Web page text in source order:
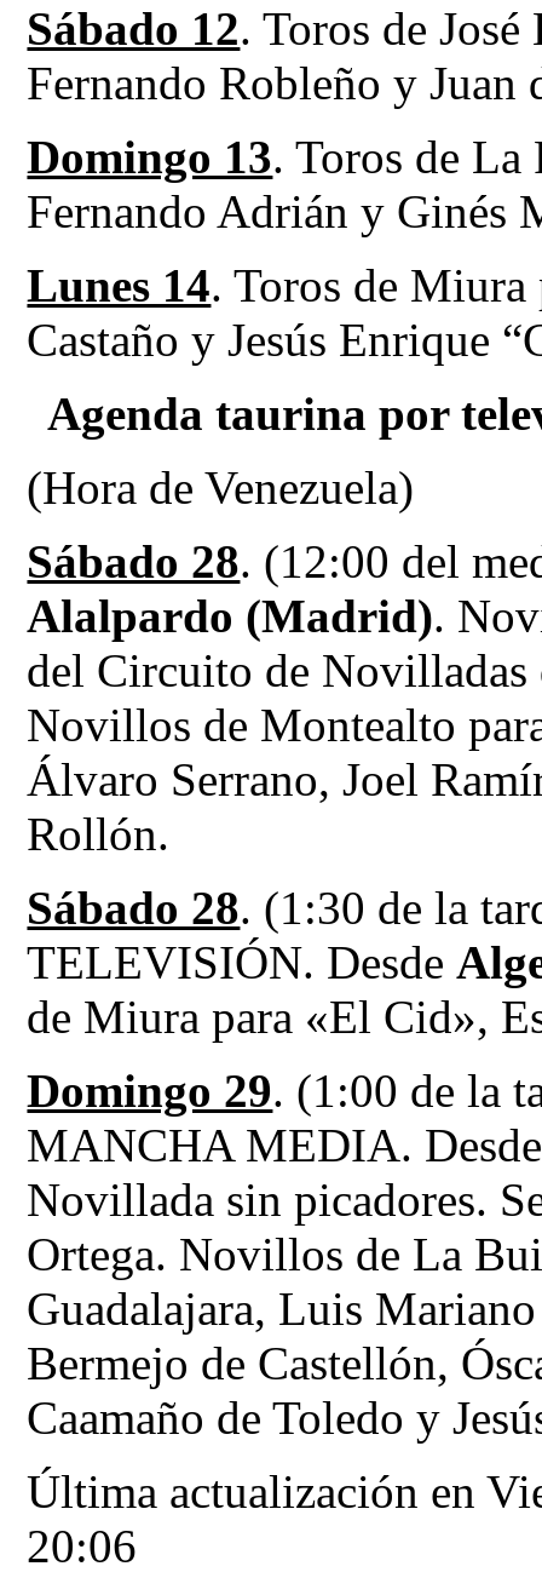
Sábado 12. Toros de
Fernando Robleño y Juan
Domingo 13. Toros de La
Fernando Adrián y Ginés
Lunes 14. Toros de
Castaño y Jesús Enrique
Agenda taurina por
(Hora de Venezuela)
Sábado 28. (12:00 del
Alalpardo (Madrid).
del Circuito de
Novillos de Montealto
Álvaro Serrano, Joel
Rollón.
Sábado 28. (1:30 de la
TELEVISIÓN. Desde
de Miura para «El Cid»,
Domingo 29. (1:00 de la
MANCHA MEDIA.
Novillada sin picadores.
Ortega. Novillos de La
Guadalajara, Luis
Bermejo de Castellón,
Caamaño de Toledo y
Última actualización en
20:06